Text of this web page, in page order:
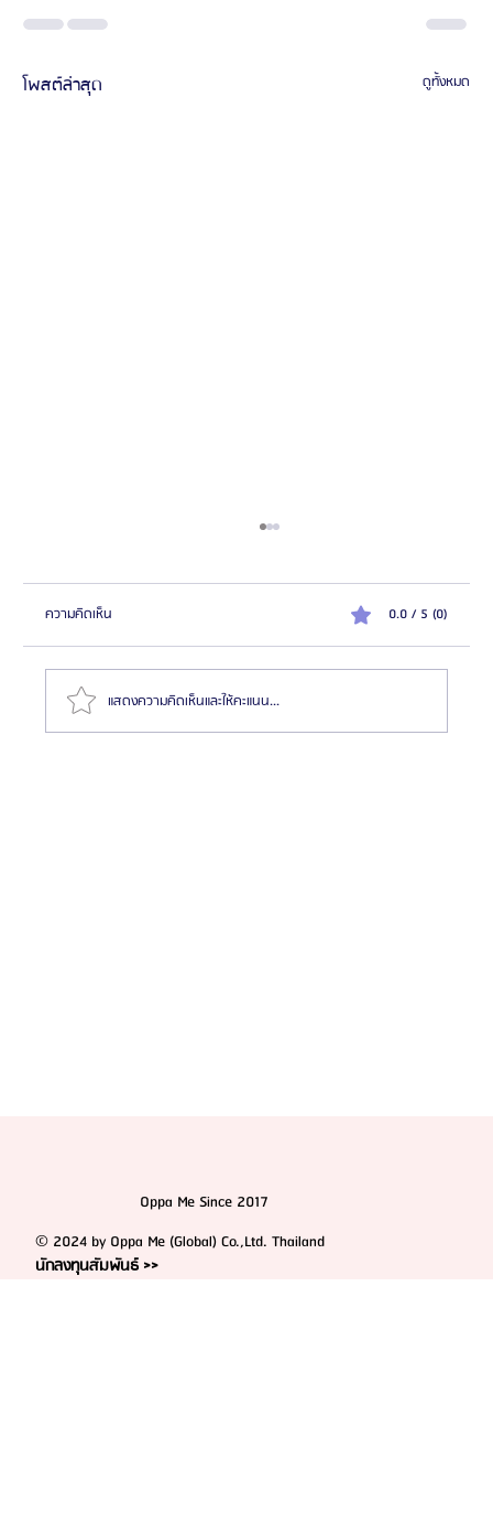
โพสต์ล่าสุด ดูทั้งหมด
ความคิดเห็น 0.0 / 5 (0)
แสดงความคิดเห็นและให้คะแนน...
Oppa Me Since 2017
© 2024 by Oppa Me (Global) Co.,Ltd. Thailand
นักลงทุนสัมพันธ์ >>